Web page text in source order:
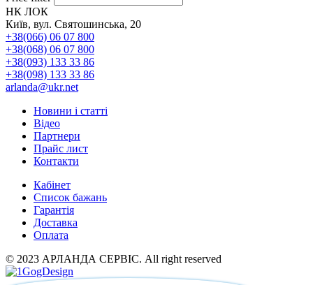
НК ЛОК
Київ, вул. Святошинська, 20
+38(066) 06 07 800
+38(068) 06 07 800
+38(093) 133 33 86
+38(098) 133 33 86
arlanda@ukr.net
Новини і статті
Відео
Партнери
Прайс лист
Контакти
Кабінет
Список бажань
Гарантія
Доставка
Оплата
© 2023 АРЛАНДА СЕРВІС. All right reserved